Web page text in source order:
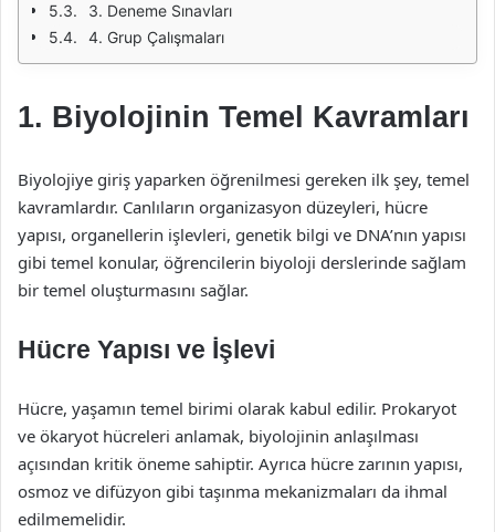
3. Deneme Sınavları
4. Grup Çalışmaları
1. Biyolojinin Temel Kavramları
Biyolojiye giriş yaparken öğrenilmesi gereken ilk şey, temel
kavramlardır. Canlıların organizasyon düzeyleri, hücre
yapısı, organellerin işlevleri, genetik bilgi ve DNA’nın yapısı
gibi temel konular, öğrencilerin biyoloji derslerinde sağlam
bir temel oluşturmasını sağlar.
Hücre Yapısı ve İşlevi
Hücre, yaşamın temel birimi olarak kabul edilir. Prokaryot
ve ökaryot hücreleri anlamak, biyolojinin anlaşılması
açısından kritik öneme sahiptir. Ayrıca hücre zarının yapısı,
osmoz ve difüzyon gibi taşınma mekanizmaları da ihmal
edilmemelidir.